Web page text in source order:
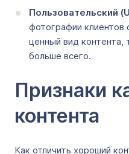
Пользовательский
фотографии
ценный вид контента,
больше всего.
Признаки
контента
Как отличить хороший